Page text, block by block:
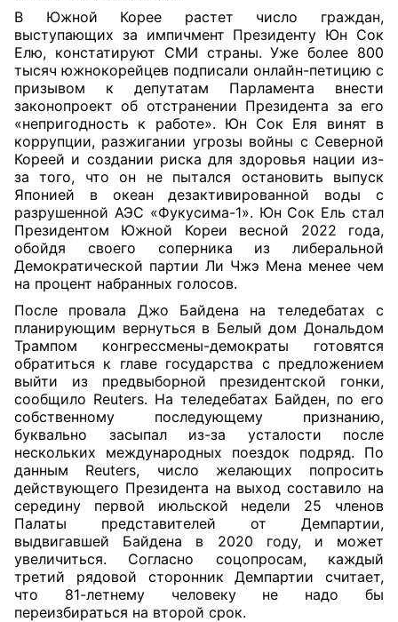
В Южной Корее растет число граждан,
выступающих за импичмент Президенту Юн Сок
Елю, констатируют СМИ страны. Уже более 800
тысяч южнокорейцев подписали онлайн-петицию с
призывом к депутатам Парламента внести
законопроект об отстранении Президента за его
«непригодность к работе». Юн Сок Еля винят в
коррупции, разжигании угрозы войны с Северной
Кореей и создании риска для здоровья нации из-
за того, что он не пытался остановить выпуск
Японией в океан дезактивированной воды с
разрушенной АЭС «Фукусима-1». Юн Сок Ель стал
Президентом Южной Кореи весной 2022 года,
обойдя своего соперника из либеральной
Демократической партии Ли Чжэ Мена менее чем
на процент набранных голосов.
После провала Джо Байдена на теледебатах с
планирующим вернуться в Белый дом Дональдом
Трампом конгрессмены-демократы готовятся
обратиться к главе государства с предложением
выйти из предвыборной президентской гонки,
сообщило Reuters. На теледебатах Байден, по его
собственному последующему признанию,
буквально засыпал из-за усталости после
нескольких международных поездок подряд. По
данным Reuters, число желающих попросить
действующего Президента на выход составило на
середину первой июльской недели 25 членов
Палаты представителей от Демпартии,
выдвигавшей Байдена в 2020 году, и может
увеличиться. Согласно соцопросам, каждый
третий рядовой сторонник Демпартии считает,
что 81-летнему человеку не надо бы
переизбираться на второй срок.